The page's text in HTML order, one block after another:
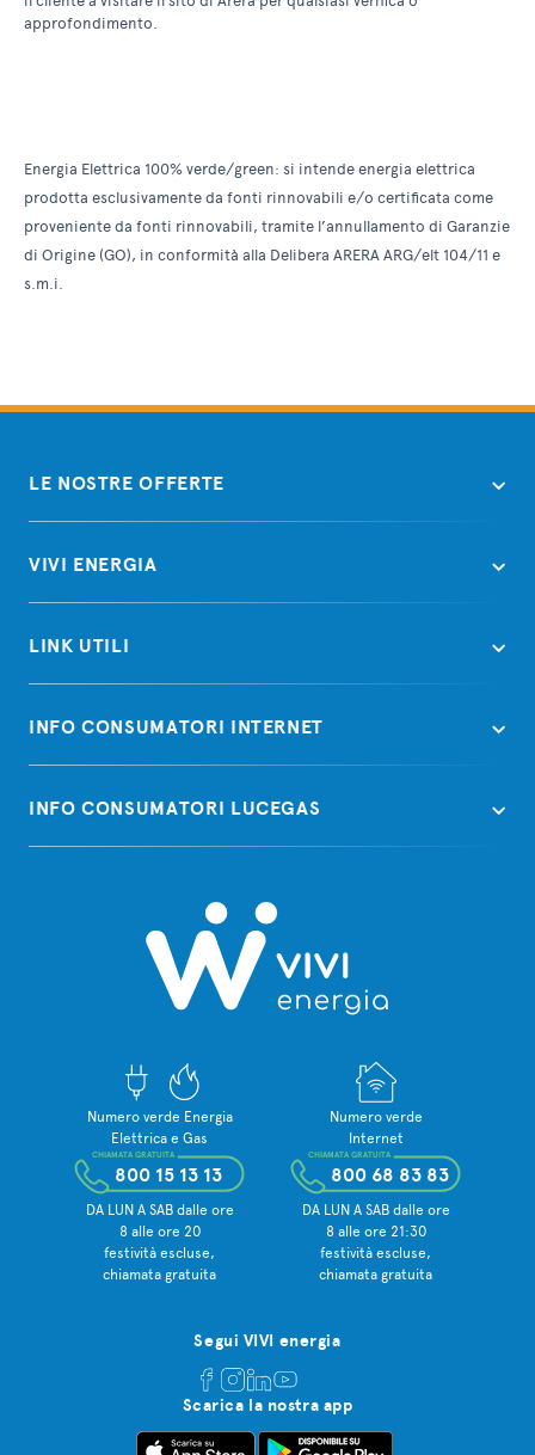
approfondimento.
Energia Elettrica 100% verde/green: si intende energia elettrica
prodotta esclusivamente da fonti rinnovabili e/o certificata come
proveniente da fonti rinnovabili, tramite l’annullamento di Garanzie
di Origine (GO), in conformità alla Delibera ARERA ARG/elt 104/11 e
s.m.i.
LE NOSTRE OFFERTE
VIVI ENERGIA
LINK UTILI
INFO CONSUMATORI INTERNET
INFO CONSUMATORI LUCEGAS
Numero verde Energia
Elettrica e Gas
800 15 13 13
CHIAMATA GRATUITA
DA LUN A SAB dalle ore
8 alle ore 20
festività escluse,
chiamata gratuita
Numero verde
Internet
800 68 83 83
CHIAMATA GRATUITA
DA LUN A SAB dalle ore
8 alle ore 21:30
festività escluse,
chiamata gratuita
Segui VIVI energia
Scarica la nostra app